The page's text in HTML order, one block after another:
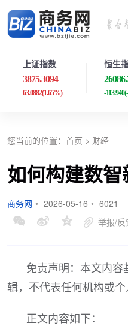
上证指数
3875.3094
63.0882(1.65%)
恒生
-113.940
您当前的位置： 首页 > 财经
如何构建数智
商务网 • 2026-05-16 • 6021
举报/反
免责声明：本文内
辑，不代表任何机构或个
正文内容如下：